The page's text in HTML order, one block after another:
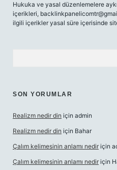
Hukuka ve yasal düzenlemelere
içerikleri,
ilgili içerikler yasal süre içerisinde
SON YORUMLAR
Realizm nedir din için admin
Realizm nedir din için Bahar
Çalım kelimesinin anlamı nedir için
Çalım kelimesinin anlamı nedir için